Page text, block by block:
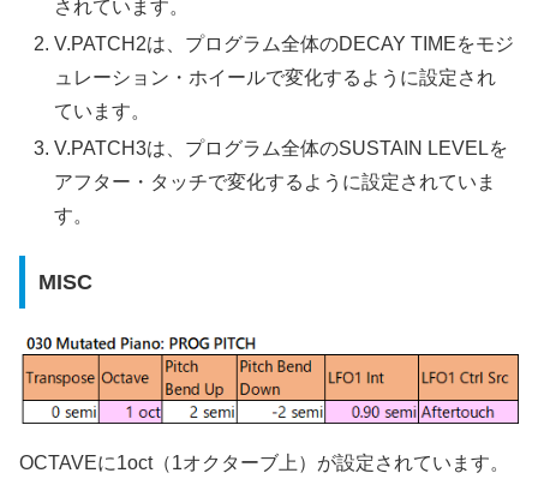
されています。
V.PATCH2は、プログラム全体のDECAY TIMEをモジ
ュレーション・ホイールで変化するように設定され
ています。
V.PATCH3は、プログラム全体のSUSTAIN LEVELを
アフター・タッチで変化するように設定されていま
す。
MISC
OCTAVEに1oct（1オクターブ上）が設定されています。